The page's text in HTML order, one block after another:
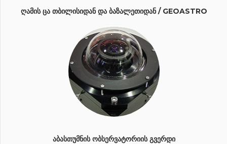
ᲦᲐᲛᲘᲡ ᲪᲐ ᲗᲑᲘᲚᲘᲡᲘᲓᲐᲜ ᲓᲐ ᲑᲐᲖᲐᲚᲔᲗᲘᲓᲐᲜ / GEOASTRO
ᲐᲑᲐᲡᲗᲣᲛᲜᲘᲡ ᲝᲑᲡᲔᲠᲕᲐᲢᲝᲠᲘᲘᲡ ᲒᲕᲔᲠᲓᲘ